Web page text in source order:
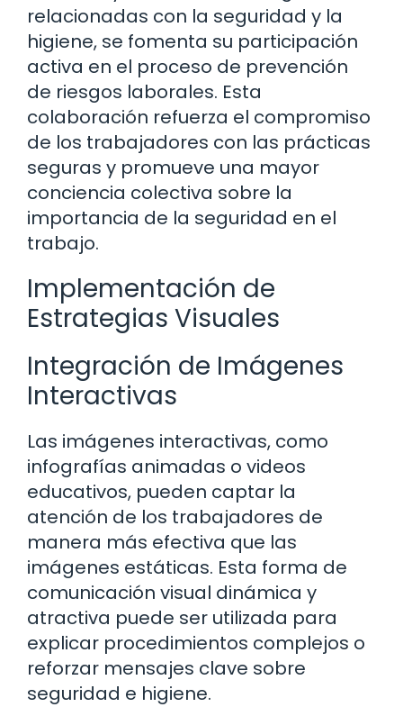
relacionadas con la seguridad y la
higiene, se fomenta su participación
activa en el proceso de prevención
de riesgos laborales. Esta
colaboración refuerza el compromiso
de los trabajadores con las prácticas
seguras y promueve una mayor
conciencia colectiva sobre la
importancia de la seguridad en el
trabajo.
Implementación de
Estrategias Visuales
Integración de Imágenes
Interactivas
Las imágenes interactivas, como
infografías animadas o videos
educativos, pueden captar la
atención de los trabajadores de
manera más efectiva que las
imágenes estáticas. Esta forma de
comunicación visual dinámica y
atractiva puede ser utilizada para
explicar procedimientos complejos o
reforzar mensajes clave sobre
seguridad e higiene.